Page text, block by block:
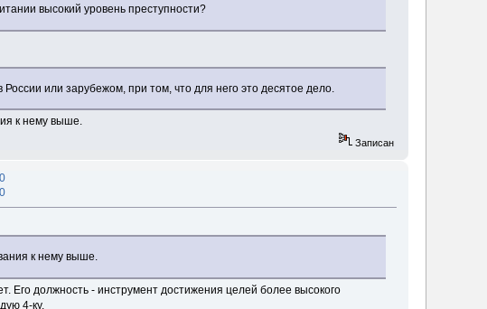
высокий уровень преступности?
или зарубежом, при том, что для него это десятое дело.
к нему выше.
Записан
к нему выше.
Его должность - инструмент достижения целей более высокого
4-ку.